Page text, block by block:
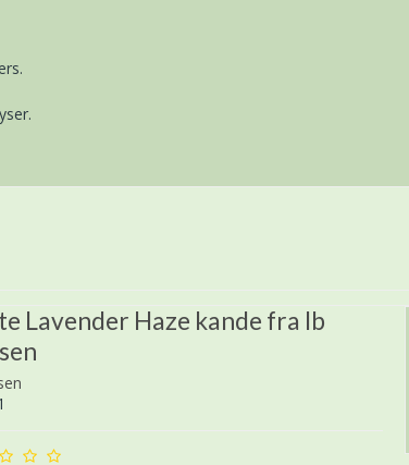
Lavender Haze kande fra Ib